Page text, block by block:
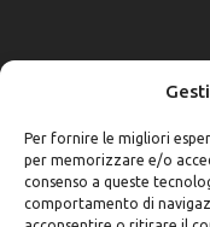
Per fornire le migliori
per memorizzare e/o
consenso a queste
comportamento di